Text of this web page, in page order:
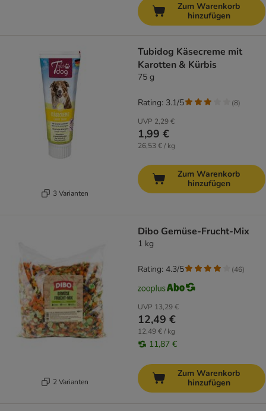
Zum Warenkorb
hinzufügen
3 Varianten
Tubidog Käsecreme mit
Karotten & Kürbis
75 g
UVP 2,29 €
1,99 €
26,53 € / kg
Rating: 3.1/5 (8)
Zum Warenkorb
hinzufügen
2 Varianten
Dibo Gemüse-Frucht-Mix
1 kg
UVP 13,29 €
12,49 €
12,49 € / kg
11,87 €
Rating: 4.3/5 (46)
Zum Warenkorb
hinzufügen